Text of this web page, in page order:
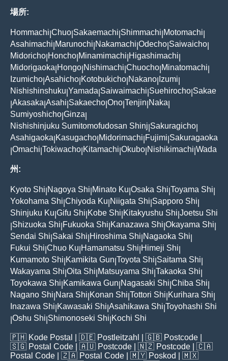
場所:
Hommachi Chuo Sakaemachi Shimmachi Motomachi
Asahimachi Marunochi Nakamachi Odecho Saiwaicho
Midoricho Honcho Minamimachi Higashimachi
Midorigaoka Hongo Nishimachi Chuocho Minatomachi
Izumicho Asahicho Kotobukicho Nakano Izumi
Nishishinshuku Yamada Saiwaimachi Suehirocho Sakae
Akasaka Asahi Sakaecho Ono Tenjin Naka
Sumiyoshicho Ginza
Nishishinjuku Sumitomofudosan Shinj Sakuragicho
Asahigaoka Kasugacho Midorimachi Fujimi Sakuragaoka
Omachi Tokiwacho Kitamachi Okubo Nishikimachi Wada
州:
Kyoto Shi Nagoya Shi Minato Ku Osaka Shi Toyama Shi
Yokohama Shi Chiyoda Ku Niigata Shi Sapporo Shi
Shinjuku Ku Gifu Shi Kobe Shi Kitakyushu Shi Joetsu Shi
Shizuoka Shi Fukuoka Shi Kanazawa Shi Okayama Shi
Sendai Shi Sakai Shi Hiroshima Shi Nagaoka Shi
Fukui Shi Chuo Ku Hamamatsu Shi Himeji Shi
Kumamoto Shi Kamikita Gun Toyota Shi Saitama Shi
Wakayama Shi Oita Shi Matsuyama Shi Takaoka Shi
Toyokawa Shi Kamikawa Gun Nagasaki Shi Chiba Shi
Nagano Shi Nara Shi Konan Shi Tottori Shi Kurihara Shi
Inazawa Shi Kawasaki Shi Asahikawa Shi Toyohashi Shi
Oshu Shi Shimonoseki Shi Kochi Shi
🇵🇭 Kode Postal | 🇩🇪 Postleitzahl | 🇬🇧 Postcode
🇸🇬 Postal Code | 🇦🇺 Postcode | 🇳🇿 Postcode | 🇨🇦
Postal Code | 🇿🇦 Postal Code | 🇲🇾 Poskod
| 🇲🇽